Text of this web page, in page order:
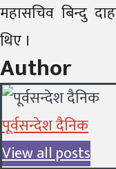
महासचिव बिन्दु
थिए ।
Author
पूर्वसन्देश दैनिक
View all posts